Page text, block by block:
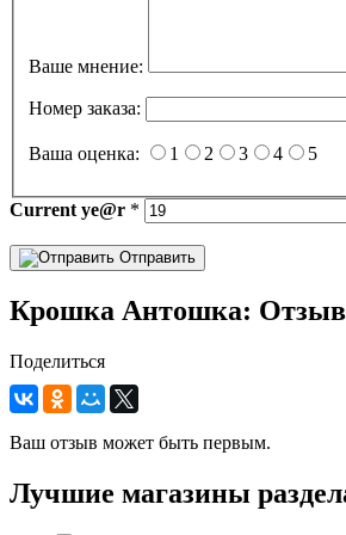
Ваше мнение:
Номер заказа:
Ваша оценка: 1 2 3 4 5
Current ye@r *
Отправить
Крошка Антошка:
Поделиться
Ваш отзыв может быть первым.
Лучшие магазины